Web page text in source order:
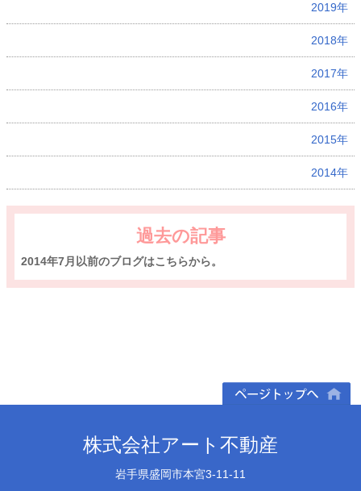
2019年
2018年
2017年
2016年
2015年
2014年
過去の記事
2014年7月以前のブログはこちらから。
株式会社アート不動産
岩手県盛岡市本宮3-11-11